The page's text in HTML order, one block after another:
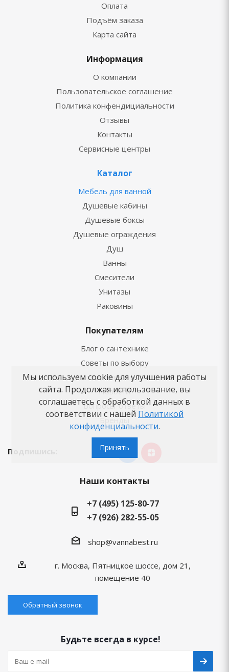
Оплата
Подъём заказа
Карта сайта
Информация
О компании
Пользовательское соглашение
Политика конфендициальности
Отзывы
Контакты
Сервисные центры
Каталог
Мебель для ванной
Душевые кабины
Душевые боксы
Душевые ограждения
Душ
Ванны
Смесители
Унитазы
Раковины
Покупателям
Блог о сантехнике
Советы по выбору
Как заказать
Новости
Вопросы-ответы
Бренды
Подпишись:
Наши контакты
+7 (495) 125-80-77
+7 (926) 282-55-05
shop@vannabest.ru
г. Москва, Пятницкое шоссе, дом 21,
помещение 40
Обратный звонок
Будьте всегда в курсе!
Мы используем cookie для улучшения работы
сайта. Продолжая использование, вы
соглашаетесь с обработкой данных в
соответствии с нашей Политикой
конфиденциальности.
Принять